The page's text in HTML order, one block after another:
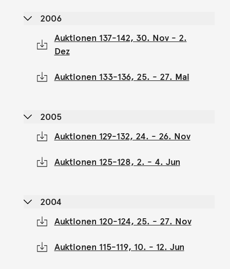
2006
Auktionen 137-142, 30. Nov - 2.
Dez
Auktionen 133-136, 25. - 27. Mai
2005
Auktionen 129-132, 24. - 26. Nov
Auktionen 125-128, 2. - 4. Jun
2004
Auktionen 120-124, 25. - 27. Nov
Auktionen 115-119, 10. - 12. Jun